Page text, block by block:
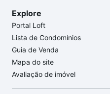
Explore
Portal Loft
Lista de Condomínios
Guia de Venda
Mapa do site
Avaliação de imóvel